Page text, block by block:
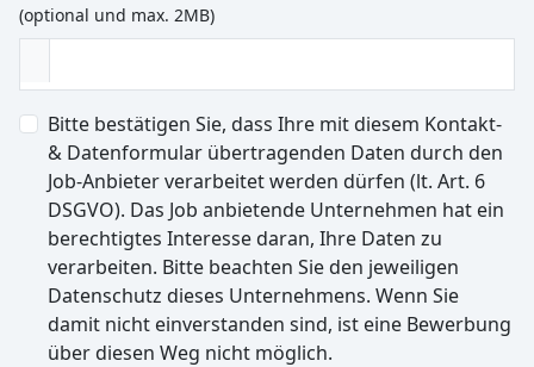
(optional und max. 2MB)
Bitte bestätigen Sie, dass Ihre mit diesem Kontakt-
& Datenformular übertragenden Daten durch den
Job-Anbieter verarbeitet werden dürfen (lt. Art. 6
DSGVO). Das Job anbietende Unternehmen hat ein
berechtigtes Interesse daran, Ihre Daten zu
verarbeiten. Bitte beachten Sie den jeweiligen
Datenschutz dieses Unternehmens. Wenn Sie
damit nicht einverstanden sind, ist eine Bewerbung
über diesen Weg nicht möglich.